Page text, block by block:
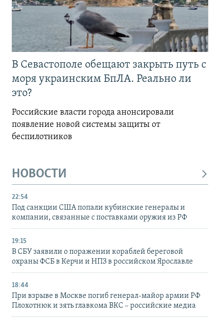
В Севастополе обещают закрыть путь с
моря украинским БпЛА. Реально ли
это?
Российские власти города анонсировали
появление новой системы защиты от
беспилотников
НОВОСТИ
22:54
Под санкции США попали кубинские генералы и
компании, связанные с поставками оружия из РФ
19:15
В СБУ заявили о поражении кораблей береговой
охраны ФСБ в Керчи и НПЗ в российском Ярославле
18:44
При взрыве в Москве погиб генерал-майор армии РФ
Плохотнюк и зять главкома ВКС – российские медиа